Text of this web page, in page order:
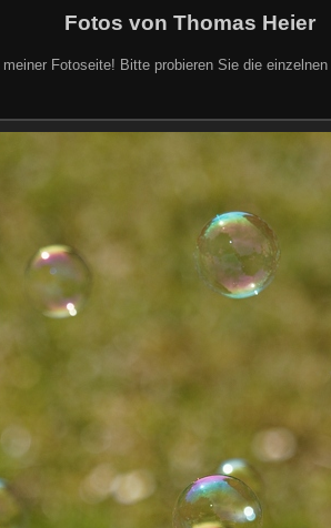
Fotos von Thomas Heier
Fotoseite! Bitte probieren Sie die einzelnen